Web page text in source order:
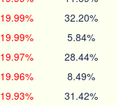
19.99% 32.20%
19.99% 5.84%
19.97% 28.44%
19.96% 8.49%
19.93% 31.42%